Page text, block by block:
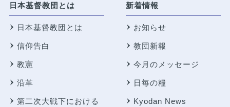
日本基督教団とは
日本基督教団とは
信仰告白
教憲
沿革
第二次大戦下における
新着情報
お知らせ
教団新報
今月のメッセージ
日毎の糧
Kyodan News